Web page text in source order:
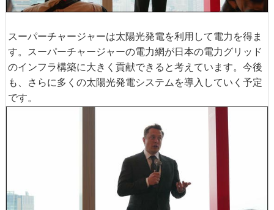
スーパーチャージャーは太陽光発電を利用して電力を得ま
す。スーパーチャージャーの電力網が日本の電力グリッド
のインフラ構築に大きく貢献できると考えています。今後
も、さらに多くの太陽光発電システムを導入していく予定
です。